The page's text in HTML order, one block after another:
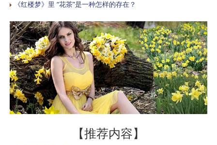
《红楼梦》里 “花茶”是一种怎样的存在？
【推荐内容】